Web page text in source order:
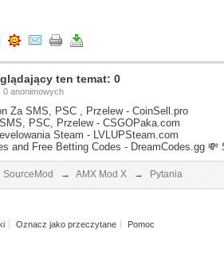
ten temat: 0
0 anonimowych
Za SMS, PSC , Przelew - CoinSell.pro
PSC, Przelew - CSGOPaka.com
Steam - LVLUPSteam.com
and Free Betting Codes - DreamCodes.gg 💸
SourceMod → AMX Mod X → Pytania
Oznacz jako przeczytane Pomoc